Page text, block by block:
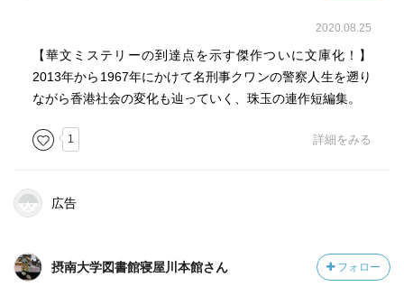
2020.08.25
【華文ミステリーの到達点を示す傑作ついに文庫化！】
2013年から1967年にかけて名刑事クワンの警察人生を遡り
ながら香港社会の変化も辿っていく、珠玉の連作短編集。
1 詳細をみる
広告
摂南大学図書館寝屋川本館さん フォロー